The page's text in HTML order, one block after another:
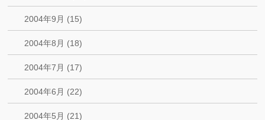
2004年9月 (15)
2004年8月 (18)
2004年7月 (17)
2004年6月 (22)
2004年5月 (21)